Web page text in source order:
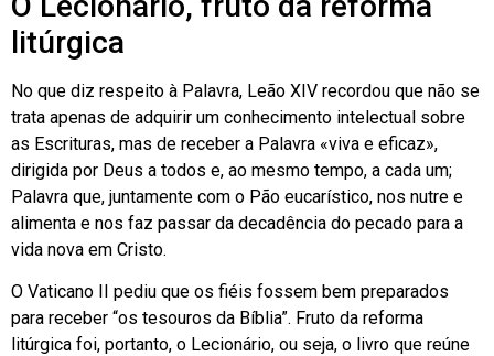
litúrgica
No que diz respeito à Palavra, Leão XIV recordou que não se
trata apenas de adquirir um conhecimento intelectual sobre
as Escrituras, mas de receber a Palavra «viva e eficaz»,
dirigida por Deus a todos e, ao mesmo tempo, a cada um;
Palavra que, juntamente com o Pão eucarístico, nos nutre e
alimenta e nos faz passar da decadência do pecado para a
vida nova em Cristo.
O Vaticano II pediu que os fiéis fossem bem preparados
para receber “os tesouros da Bíblia”. Fruto da reforma
litúrgica foi, portanto, o Lecionário, ou seja, o livro que reúne